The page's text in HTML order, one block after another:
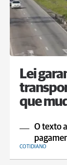
Lei
que
O texto
COTIDIANO